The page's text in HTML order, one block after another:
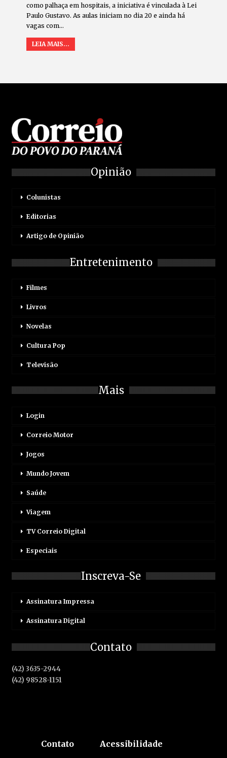
como palhaça em hospitais, a iniciativa é vinculada à Lei
Paulo Gustavo. As aulas iniciam no dia 20 e ainda há
vagas com…
LEIA MAIS...
Opinião
Colunistas
Editorias
Artigo de Opinião
Entretenimento
Filmes
Livros
Novelas
Cultura Pop
Televisão
Mais
Login
Correio Motor
Jogos
Mundo Jovem
Saúde
Viagem
TV Correio Digital
Especiais
Inscreva-Se
Assinatura Impressa
Assinatura Digital
Contato
(42) 3635-2944
(42) 98528-1151
Contato Acessibilidade